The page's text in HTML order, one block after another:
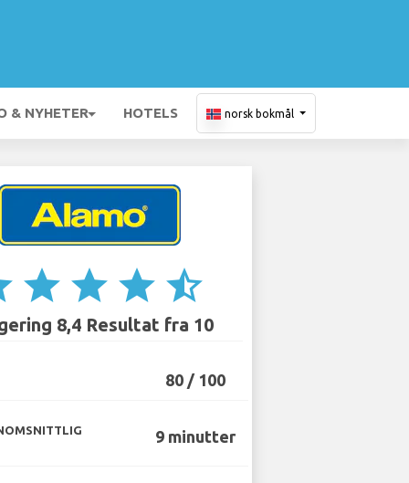
& NYHETER HOTELS norsk bokmål
star star star star_half
8,4 Resultat fra 10
80 / 100
9 minutter